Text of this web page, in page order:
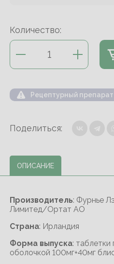
Количество:
Рецептурный препарат
Поделиться:
ОПИСАНИЕ
Производитель: Фурнье
Лимитед/Ортат АО
Cтрана: Ирландия
Форма выпуска:
оболочкой 100мг+40мг